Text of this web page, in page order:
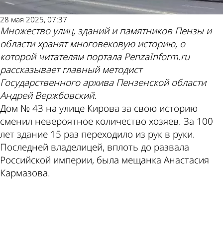
28 мая 2025, 07:37
Множество улиц, зданий и памятников Пензы и
области хранят многовековую историю, о
которой читателям портала PenzaInform.ru
рассказывает главный методист
Государственного архива Пензенской области
Андрей Вержбовский.
Дом № 43 на улице Кирова за свою историю
сменил невероятное количество хозяев. За 100
лет здание 15 раз переходило из рук в руки.
Последней владелицей, вплоть до развала
Российской империи, была мещанка Анастасия
Кармазова.